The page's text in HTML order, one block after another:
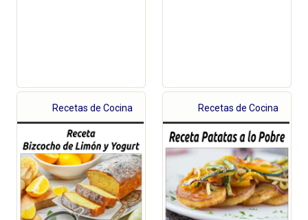
Recetas de Cocina Recetas de Cocina